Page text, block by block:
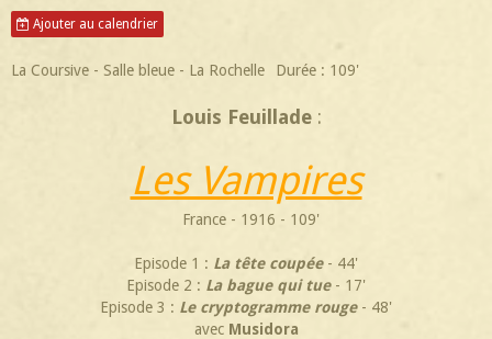
Ajouter au calendrier
La Coursive - Salle bleue - La Rochelle Durée : 109'
Louis Feuillade:
Les Vampires
France - 1916 - 109'
Episode 1 : La tête coupée- 44'
Episode 2 : La bague qui tue- 17'
Episode 3 : Le cryptogramme rouge- 48'
avec Musidora